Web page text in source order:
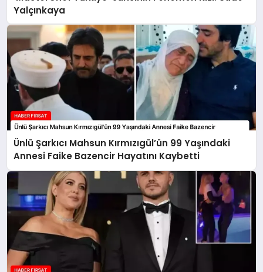
Yalçınkaya
Ünlü Şarkıcı Mahsun Kırmızıgül’ün 99 Yaşındaki
Annesi Faike Bazencir Hayatını Kaybetti